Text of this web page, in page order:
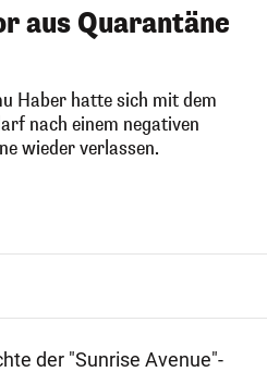
aus Quarantäne
Haber hatte sich mit dem
nach einem negativen
wieder verlassen.
der "Sunrise Avenue"-